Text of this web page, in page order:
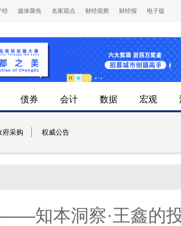
经 媒体聚焦 名家观点 财经观察 财经报 电子版
债券 会计 数据 宏观
府采购 权威公告
知本洞察·王鑫的